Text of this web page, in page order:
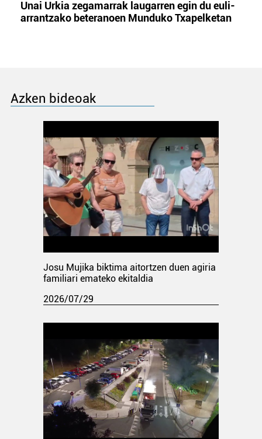
Unai Urkia zegamarrak laugarren egin du euli-
arrantzako beteranoen Munduko Txapelketan
Azken bideoak
Josu Mujika biktima aitortzen duen agiria
familiari emateko ekitaldia
2026/07/29